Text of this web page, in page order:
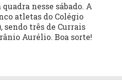
nesse sábado. A
atletas do Colégio
sendo três de Currais
Aurélio. Boa sorte!